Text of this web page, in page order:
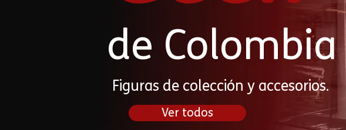
de Colombia
Figuras de colección y accesorios.
Ver todos